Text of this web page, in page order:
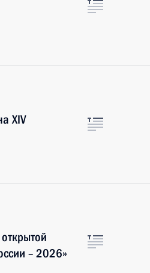
XIV
– 2026»